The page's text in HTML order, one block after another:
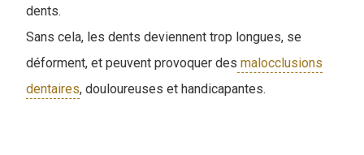
dents.
Sans cela, les dents deviennent trop longues, se
déforment, et peuvent provoquer des malocclusions
dentaires, douloureuses et handicapantes.